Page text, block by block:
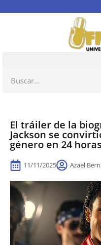
El tráiler de la
Jackson se
género en 24 horas
11/11/2025 Azael